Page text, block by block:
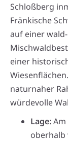
Schloßberg
Fränkische
auf einer
einer
naturnaher
würdevolle
Lage:Am
oberhalb